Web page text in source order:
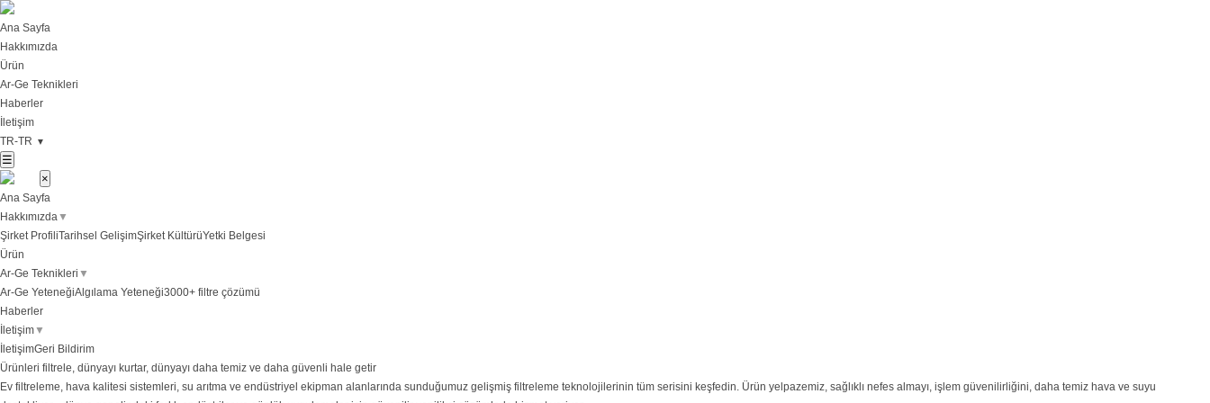
Ana Sayfa
Hakkımızda
Ürün
Ar-Ge Teknikleri
Haberler
İletişim
TR-TR
▼
☰
×
Ana Sayfa
Hakkımızda▼
Şirket ProfiliTarihsel GelişimŞirket KültürüYetki Belgesi
Ürün
Ar-Ge Teknikleri ▼
Ar-Ge YeteneğiAlgılama Yeteneği3000+ filtre çözümü
Haberler
İletişim▼
İletişimGeri Bildirim
Ürünleri filtrele, dünyayı kurtar, dünyayı daha temiz ve daha güvenli hale getir
Ev filtreleme, hava kalitesi sistemleri, su arıtma ve endüstriyel ekipman alanlarında sunduğumuz gelişmiş filtreleme teknolojilerinin tüm serisini keşfedin. Ürün yelpazemiz, sağlıklı nefes almayı, işlem güvenilirliğini, daha temiz hava ve suyu